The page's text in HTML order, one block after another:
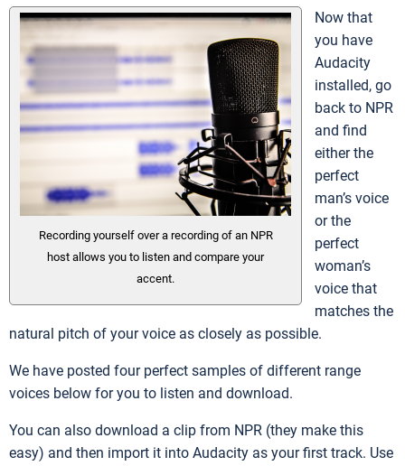
Recording yourself over a recording of an NPR
host allows you to listen and compare your
accent.
Now that
you have
Audacity
installed, go
back to NPR
and find
either the
perfect
man’s voice
or the
perfect
woman’s
voice that
matches the
natural pitch of your voice as closely as possible.
We have posted four perfect samples of different range
voices below for you to listen and download.
You can also download a clip from NPR (they make this
easy) and then import it into Audacity as your first track. Use